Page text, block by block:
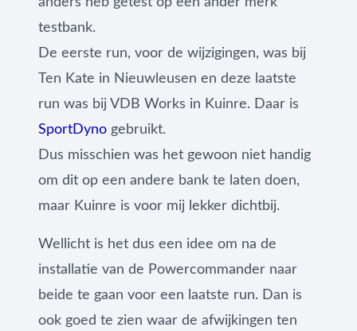
testbank.
De eerste run, voor de wijzigingen, was bij
Ten Kate in Nieuwleusen en deze laatste
run was bij VDB Works in Kuinre. Daar is
SportDyno gebruikt.
Dus misschien was het gewoon niet handig
om dit op een andere bank te laten doen,
maar Kuinre is voor mij lekker dichtbij.
Wellicht is het dus een idee om na de
installatie van de Powercommander naar
beide te gaan voor een laatste run. Dan is
ook goed te zien waar de afwijkingen ten